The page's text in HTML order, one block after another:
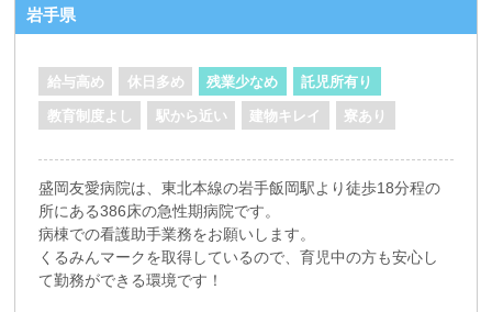
岩手県
給与高め 休日多め 残業少なめ 託児所有り
教育制度よし 駅から近い 建物キレイ 寮あり
盛岡友愛病院は、東北本線の岩手飯岡駅より徒歩18分程の
所にある386床の急性期病院です。
病棟での看護助手業務をお願いします。
くるみんマークを取得しているので、育児中の方も安心し
て勤務ができる環境です！